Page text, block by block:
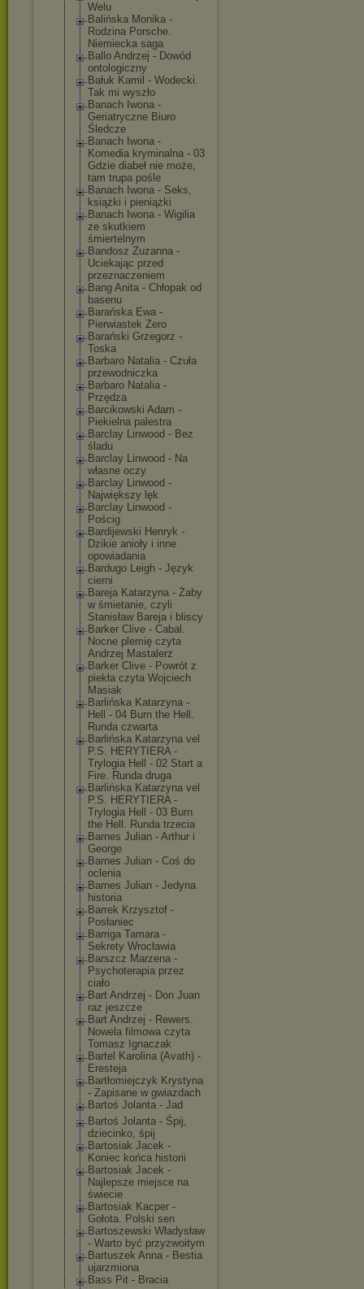
Welu
Balińska Monika -
Rodzina Porsche.
Niemiecka saga
Ballo Andrzej - Dowód
ontologiczny
Bałuk Kamil - Wodecki.
Tak mi wyszło
Banach Iwona -
Geriatryczne Biuro
Śledcze
Banach Iwona -
Komedia kryminalna - 03
Gdzie diabeł nie może,
tam trupa pośle
Banach Iwona - Seks,
książki i pieniążki
Banach Iwona - Wigilia
ze skutkiem
śmiertelnym
Bandosz Zuzanna -
Uciekając przed
przeznaczeniem
Bang Anita - Chłopak od
basenu
Barańska Ewa -
Pierwiastek Zero
Barański Grzegorz -
Toska
Barbaro Natalia - Czuła
przewodniczka
Barbaro Natalia -
Przędza
Barcikowski Adam -
Piekielna palestra
Barclay Linwood - Bez
śladu
Barclay Linwood - Na
własne oczy
Barclay Linwood -
Największy lęk
Barclay Linwood -
Pościg
Bardijewski Henryk -
Dzikie anioły i inne
opowiadania
Bardugo Leigh - Język
cierni
Bareja Katarzyna - Żaby
w śmietanie, czyli
Stanisław Bareja i bliscy
Barker Clive - Cabal.
Nocne plemię czyta
Andrzej Mastalerz
Barker Clive - Powrót z
piekła czyta Wojciech
Masiak
Barlińska Katarzyna -
Hell - 04 Burn the Hell.
Runda czwarta
Barlińska Katarzyna vel
P.S. HERYTIERA -
Trylogia Hell - 02 Start a
Fire. Runda druga
Barlińska Katarzyna vel
P.S. HERYTIERA -
Trylogia Hell - 03 Burn
the Hell. Runda trzecia
Barnes Julian - Arthur i
George
Barnes Julian - Coś do
oclenia
Barnes Julian - Jedyna
historia
Barrek Krzysztof -
Posłaniec
Barriga Tamara -
Sekrety Wrocławia
Barszcz Marzena -
Psychoterapia przez
ciało
Bart Andrzej - Don Juan
raz jeszcze
Bart Andrzej - Rewers.
Nowela filmowa czyta
Tomasz Ignaczak
Bartel Karolina (Avath) -
Eresteja
Bartłomiejczyk Krystyna
- Zapisane w gwiazdach
Bartoś Jolanta - Jad
Bartoś Jolanta - Śpij,
dziecinko, śpij
Bartosiak Jacek -
Koniec końca historii
Bartosiak Jacek -
Najlepsze miejsce na
świecie
Bartosiak Kacper -
Gołota. Polski sen
Bartoszewski Władysław
- Warto być przyzwoitym
Bartuszek Anna - Bestia
ujarzmiona
Bass Pit - Bracia